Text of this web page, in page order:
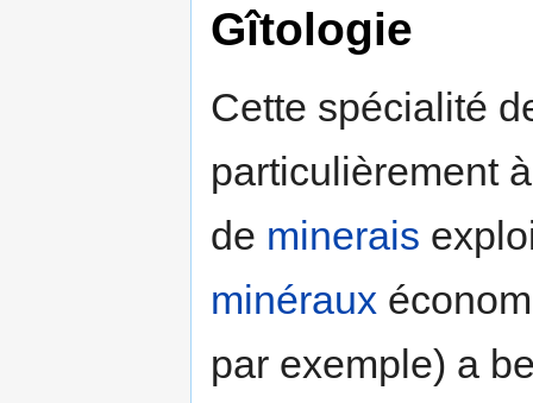
Gîtologie
Cette spécialité
particulièrement
de minerais
minéraux
par exemple) a